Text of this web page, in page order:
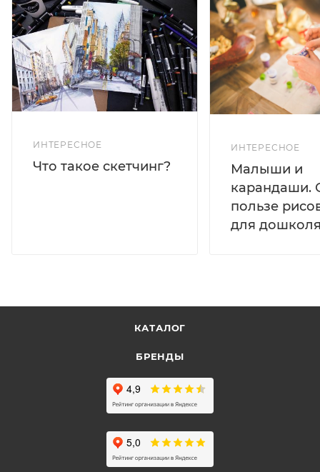
ИНТЕРЕСНОЕ
Что такое скетчинг?
ИНТЕРЕСНОЕ
Малыши и
карандаши.
пользе
для
КАТАЛОГ
БРЕНДЫ